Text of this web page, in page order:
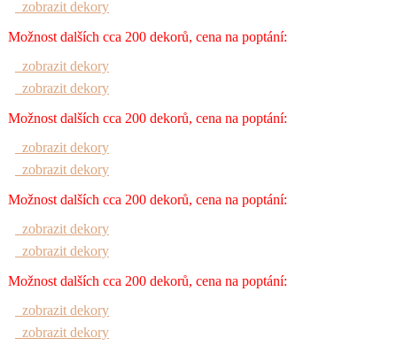
zobrazit dekory
Možnost dalších cca 200 dekorů, cena na poptání:
zobrazit dekory
zobrazit dekory
Možnost dalších cca 200 dekorů, cena na poptání:
zobrazit dekory
zobrazit dekory
Možnost dalších cca 200 dekorů, cena na poptání:
zobrazit dekory
zobrazit dekory
Možnost dalších cca 200 dekorů, cena na poptání:
zobrazit dekory
zobrazit dekory